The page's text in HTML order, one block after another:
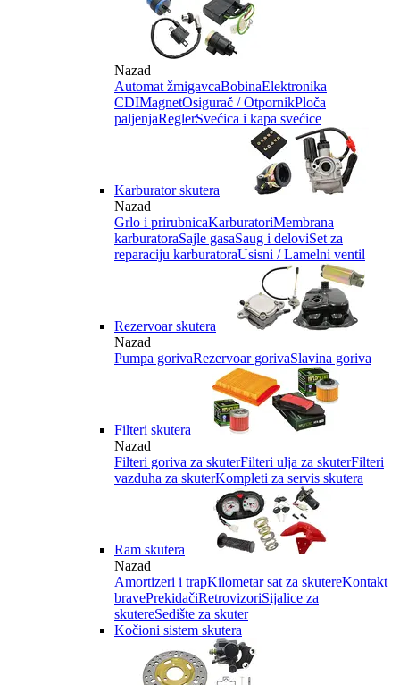
Nazad
Automat žmigavcaBobinaElektronika
CDIMagnetOsigurač / OtpornikPloča
paljenjaReglerSvećica i kapa svećice
Karburator skutera
Nazad
Grlo i prirubnicaKarburatoriMembrana
karburatoraSajle gasaSaug i deloviSet za
reparaciju karburatoraUsisni / Lamelni ventil
Rezervoar skutera
Nazad
Pumpa gorivaRezervoar gorivaSlavina goriva
Filteri skutera
Nazad
Filteri goriva za skuterFilteri ulja za skuterFilteri
vazduha za skuterKompleti za servis skutera
Ram skutera
Nazad
Amortizeri i trapKilometar sat za skutereKontakt
bravePrekidačiRetrovizoriSijalice za
skutereSedište za skuter
Kočioni sistem skutera